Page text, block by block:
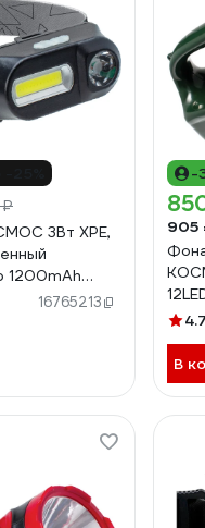
₽
3Вт ХРЕ,
1200mAh
16765213
-
905
4.7
В